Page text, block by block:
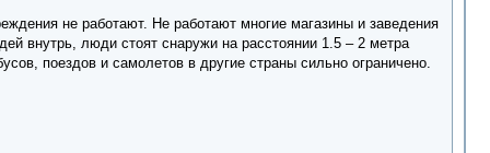
не работают. Не работают многие магазины и заведения
внутрь, люди стоят снаружи на расстоянии 1.5 – 2 метра
поездов и самолетов в другие страны сильно ограничено.